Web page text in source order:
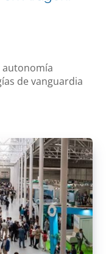
autonomía
de vanguardia